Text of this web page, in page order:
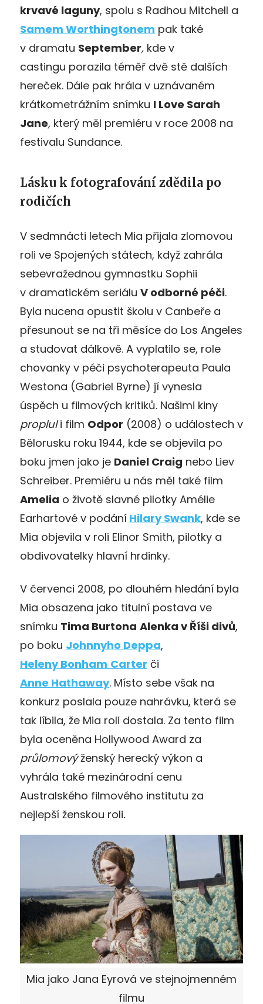
krvavé laguny, spolu s Radhou Mitchell a
Samem Worthingtonem pak také
v dramatu September, kde v
castingu porazila téměř dvě stě dalších
hereček. Dále pak hrála v uznávaném
krátkometrážním snímku I Love Sarah
Jane, který měl premiéru v roce 2008 na
festivalu Sundance.
Lásku k fotografování zdědila po
rodičích
V sedmnácti letech Mia přijala zlomovou
roli ve Spojených státech, když zahrála
sebevražednou gymnastku Sophii
v dramatickém seriálu V odborné péči.
Byla nucena opustit školu v Canbeře a
přesunout se na tři měsíce do Los Angeles
a studovat dálkově. A vyplatilo se, role
chovanky v péči psychoterapeuta Paula
Westona (Gabriel Byrne) jí vynesla
úspěch u filmových kritiků. Našimi kiny
propluli film Odpor (2008) o událostech v
Bělorusku roku 1944, kde se objevila po
boku jmen jako je Daniel Craig nebo Liev
Schreiber. Premiéru u nás měl také film
Amelia o životě slavné pilotky Amélie
Earhartové v podání Hilary Swank, kde se
Mia objevila v roli Elinor Smith, pilotky a
obdivovatelky hlavní hrdinky.
V červenci 2008, po dlouhém hledání byla
Mia obsazena jako titulní postava ve
snímku Tima Burtona Alenka v Říši divů,
po boku Johnnyho Deppa,
Heleny Bonham Carter či
Anne Hathaway. Místo sebe však na
konkurz poslala pouze nahrávku, která se
tak líbila, že Mia roli dostala. Za tento film
byla oceněna Hollywood Award za
průlomovýženský herecký výkon a
vyhrála také mezinárodní cenu
Australského filmového institutu za
nejlepší ženskou roli.
Mia jako Jana Eyrová ve stejnojmenném
filmu